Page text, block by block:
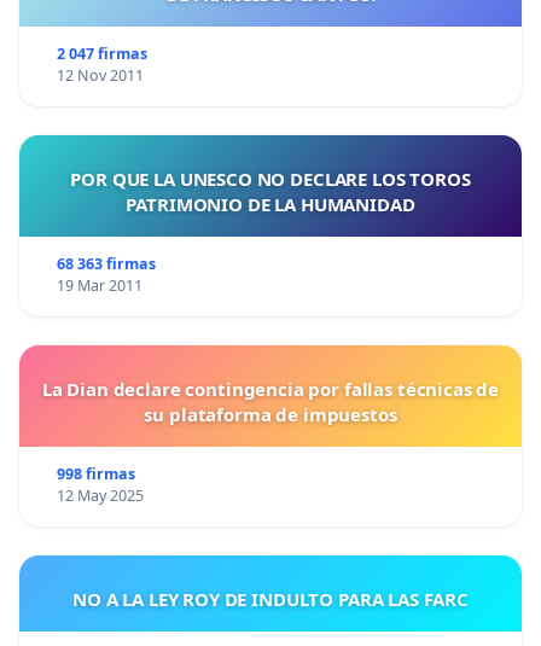
2 047 firmas
12 Nov 2011
POR QUE LA UNESCO NO DECLARE LOS TOROS
PATRIMONIO DE LA HUMANIDAD
68 363 firmas
19 Mar 2011
La Dian declare contingencia por fallas técnicas de
su plataforma de impuestos
998 firmas
12 May 2025
NO A LA LEY ROY DE INDULTO PARA LAS FARC